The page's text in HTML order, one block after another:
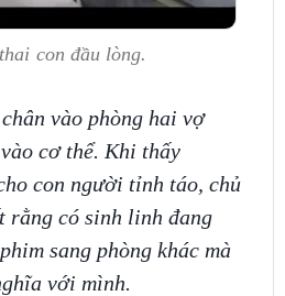
con đầu lòng.
vào phòng hai vợ
cơ thể. Khi thấy
con người tỉnh táo, chủ
rằng có sinh linh đang
sang phòng khác mà
với mình.